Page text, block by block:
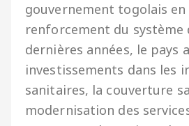
gouvernement togolais
renforcement du système
dernières années, le pays
investissements dans les
sanitaires, la couverture
modernisation des